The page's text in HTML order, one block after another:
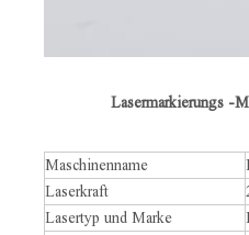
Lasermarkierungs -
Maschinenname
Laserkraft
Lasertyp und Marke